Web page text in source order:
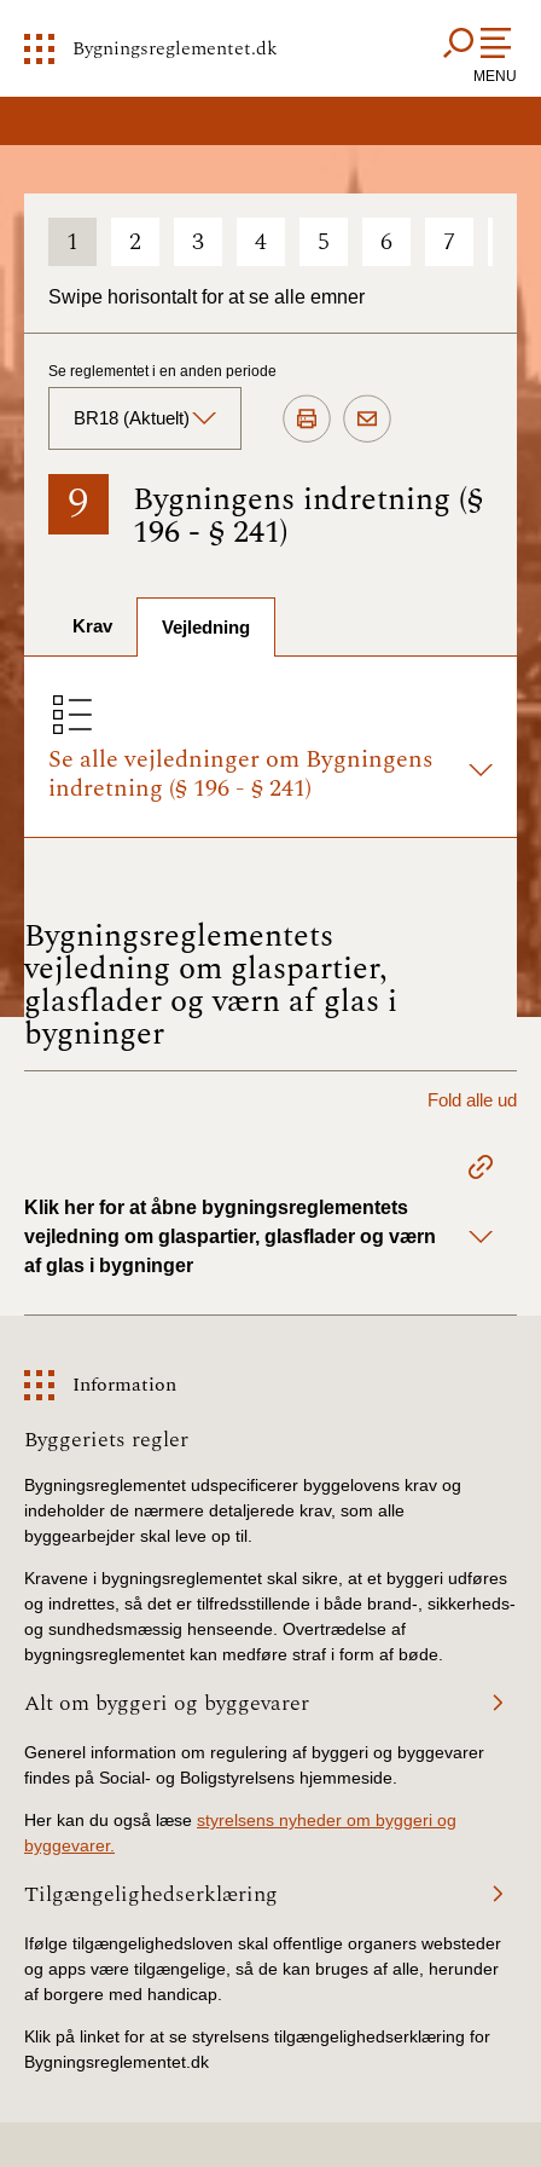
Bygningsreglementet.dk
MENU
1 2 3 4 5 6 7
Swipe horisontalt for at se alle emner
9 Bygningens indretning (§
196 - § 241)
Se reglementet i en anden periode
BR18 (Aktuelt)
BR18 (Aktuelt)
BR18 (1/7-31/12
BR18 (1/1-30/6
BR18 (1/7- 31/12
2024)
BR18 (1/1- 30/06
BR18 (17/9 - 31/12
2022)
BR18 (1/7 - 16/9
2022)
BR18 (29/6 - 31/12
2021)
BR18 (1/7-31/12
2020)
BR18 (4/7-31/12
BR18 (1/1-4/7 2019)
BR18 (1/7-31/12
2018)
BR18 (1/1-30/6
BR15 (2015-2018)
Tidligere BR (1961-
Krav Vejledning
Se alle vejledninger om Bygningens
indretning (§ 196 - § 241)
Bygningsreglementets
vejledning om glaspartier,
glasflader og værn af glas i
bygninger
Fold alle ud
Klik her for at åbne bygningsreglementets
vejledning om glaspartier, glasflader og værn
af glas i bygninger
Information
Information
Byggeriets regler
Bygningsreglementet udspecificerer byggelovens krav og
indeholder de nærmere detaljerede krav, som alle
byggearbejder skal leve op til.
Kravene i bygningsreglementet skal sikre, at et byggeri udføres
og indrettes, så det er tilfredsstillende i både brand-, sikkerheds-
og sundhedsmæssig henseende. Overtrædelse af
bygningsreglementet kan medføre straf i form af bøde.
Alt om byggeri og byggevarer
Generel information om regulering af byggeri og byggevarer
findes på Social- og Boligstyrelsens hjemmeside.
Her kan du også læse styrelsens nyheder om byggeri og
byggevarer.
Tilgængelighedserklæring
Ifølge tilgængelighedsloven skal offentlige organers websteder
og apps være tilgængelige, så de kan bruges af alle, herunder
af borgere med handicap.
Klik på linket for at se styrelsens tilgængelighedserklæring for
Bygningsreglementet.dk